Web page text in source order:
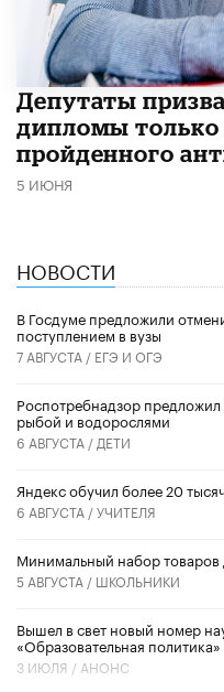
Депутаты
дипломы только
пройденного
5 ИЮНЯ
НОВОСТИ
В Госдуме предложили
поступлением в вузы
7 АВГУСТА / ЕГЭ И ОГЭ
Роспотребнадзор
рыбой и водорослями
6 АВГУСТА / ДЕТИ
​Яндекс обучил более 20
6 АВГУСТА /УЧИТЕЛЯ
Минимальный набор
5 АВГУСТА / ШКОЛЬНИКИ
Вышел в свет новый номер
«Образовательная
3 ИЮЛЯ / АНОНС